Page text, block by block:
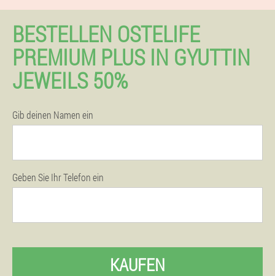
BESTELLEN OSTELIFE
PREMIUM PLUS IN GYUTTIN
JEWEILS 50%
Gib deinen Namen ein
Geben Sie Ihr Telefon ein
KAUFEN